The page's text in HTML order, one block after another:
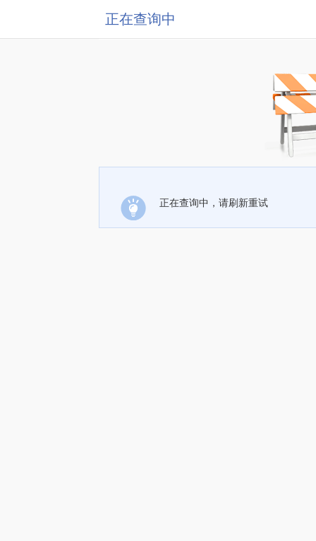
正在查询中
正在查询中，请刷新重试